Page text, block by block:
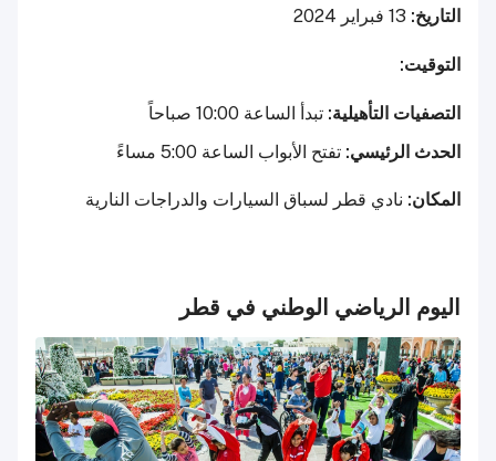
التاريخ:
التوقيت:
التصفيات التأهيلية: تبدأ الساعة 10:00 صباحاً
الحدث الرئيسي: تفتح الأبواب الساعة 5:00 مساءً
المكان: نادي قطر لسباق السيارات والدراجات النارية
اليوم الرياضي الوطني في قطر